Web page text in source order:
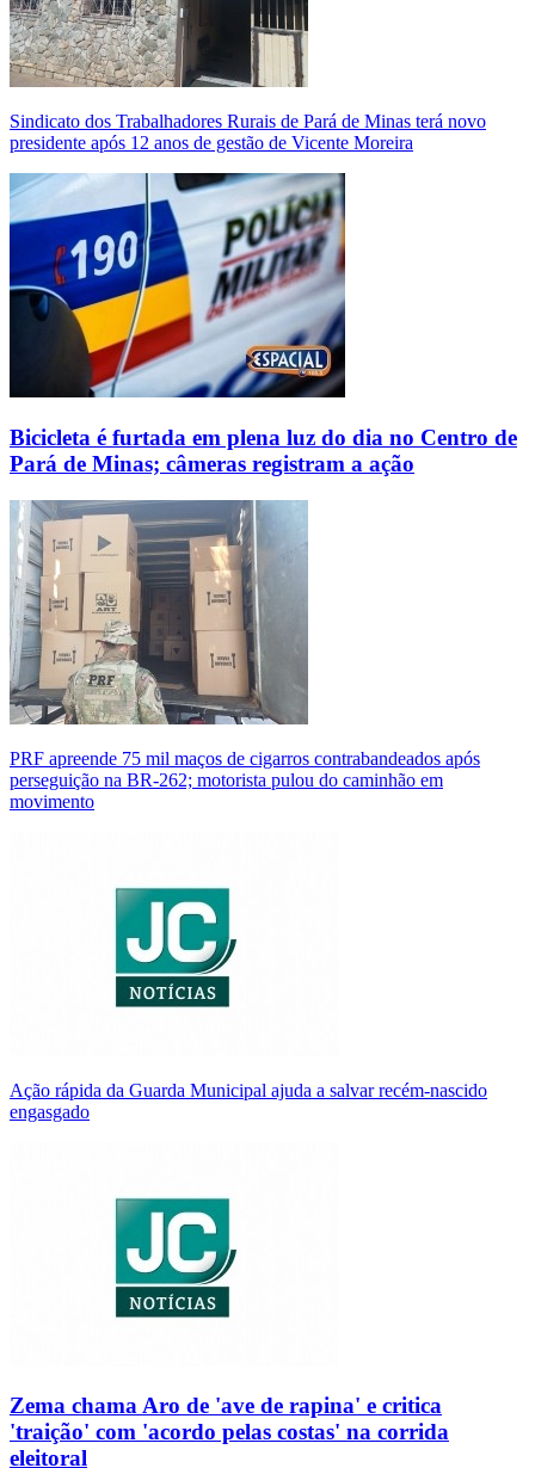
Sindicato dos Trabalhadores Rurais de Pará de Minas terá novo
presidente após 12 anos de gestão de Vicente Moreira
Bicicleta é furtada em plena luz do dia no Centro de
Pará de Minas; câmeras registram a ação
PRF apreende 75 mil maços de cigarros contrabandeados após
perseguição na BR-262; motorista pulou do caminhão em
movimento
Ação rápida da Guarda Municipal ajuda a salvar recém-nascido
engasgado
Zema chama Aro de 'ave de rapina' e critica
'traição' com 'acordo pelas costas' na corrida
eleitoral